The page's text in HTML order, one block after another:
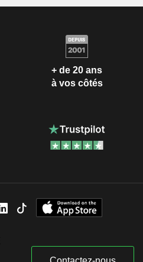
+ de 20 ans
à vos côtés